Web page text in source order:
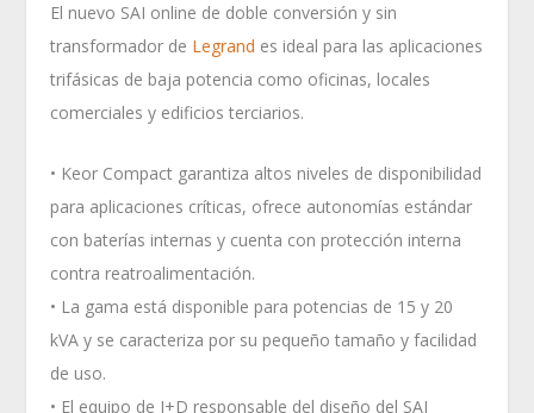
El nuevo SAI online de doble conversión y sin
transformador de Legrand es ideal para las aplicaciones
trifásicas de baja potencia como oficinas, locales
comerciales y edificios terciarios.
• Keor Compact garantiza altos niveles de disponibilidad
para aplicaciones críticas, ofrece autonomías estándar
con baterías internas y cuenta con protección interna
contra reatroalimentación.
• La gama está disponible para potencias de 15 y 20
kVA y se caracteriza por su pequeño tamaño y facilidad
de uso.
• El equipo de I+D responsable del diseño del SAI